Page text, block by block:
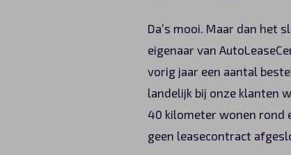
Da’s mooi. Maar dan het
eigenaar van
vorig jaar een aantal
landelijk bij onze klanten
40 kilometer wonen rond
geen leasecontract